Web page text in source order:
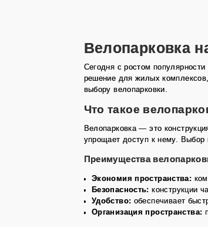
Велопарковка
Сегодня с ростом
решение для жилых
выбору велопарковки.
Что такое
Велопарковка — это
упрощает доступ к нему. Выбор
Преимущества
Экономия пространства:
Безопасность: конструкции
Удобство: обеспечивает
Организация пространства: